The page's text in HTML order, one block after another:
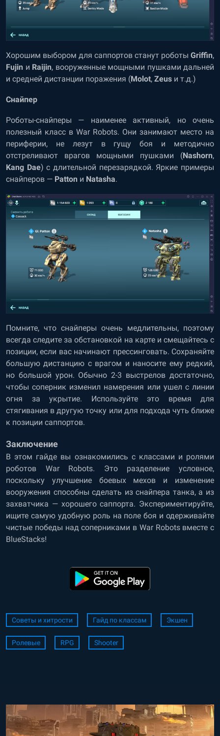
Хорошим выбором для саппортов станут роботы Griffin,
Fujin и Raijin, вооруженные мощными пушками дальней
и средней дистанции поражения (Molot, Zeus и т.д.)
Снайпер
Роботы-снайперы — наименее активный, но очень
полезный класс в War Robots. Они занимают место на
периферии, не лезут в гущу боя и методично
отстреливают врагов мощными пушками (Nashorn,
Kang Dae) с длительной перезарядкой. Яркие примеры
снайперов — Patton и Natasha.
Помните, что снайперы очень медлительны, поэтому
всегда следите за обстановкой на карте и смещайтесь с
позиции, если вас начинают прессинговать. Сохраняйте
большую дистанцию с врагом и наносите ему редкий,
но большой урон. Обычно 2-3 выстрелов достаточно,
чтобы соперник изменил намерения или ушел с линии
огня за укрытие. Используйте это время для
стягивания в другую точку или для подхода чуть ближе
к позиции саппортов.
Заключение
В этом гайде вы ознакомились с классами и ролями
роботов War Robots. Это разделение условное,
поскольку улучшение боевых мехов и изменение
вооружения способны сделать из снайпера танка, а из
захватчика — хорошего саппорта. Экспериментируйте,
ищите самую удобную роль на поле боя и одерживайте
чистые победы над соперниками в War Robots вместе с
BlueStacks!
Советы и хитрости Гайд по классам Экшен
Ролевые RPG Shooter